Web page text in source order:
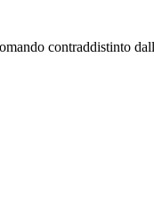
contraddistinto